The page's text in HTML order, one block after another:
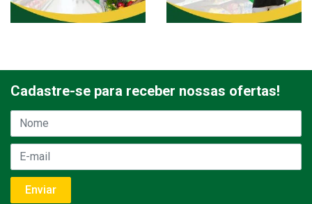
Cadastre-se para receber nossas ofertas!